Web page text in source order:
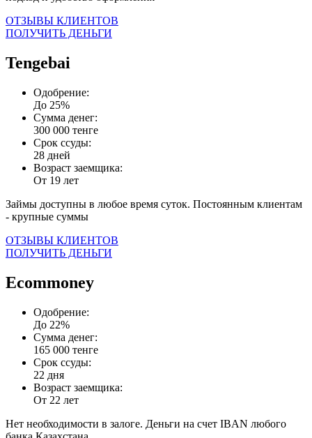
ОТЗЫВЫ КЛИЕНТОВ
ПОЛУЧИТЬ ДЕНЬГИ
Tengebai
Одобрение:
До 25%
Сумма денег:
300 000 тенге
Срок ссуды:
28 дней
Возраст заемщика:
От 19 лет
Займы доступны в любое время суток. Постоянным клиентам
- крупные суммы
ОТЗЫВЫ КЛИЕНТОВ
ПОЛУЧИТЬ ДЕНЬГИ
Ecommoney
Одобрение:
До 22%
Сумма денег:
165 000 тенге
Срок ссуды:
22 дня
Возраст заемщика:
От 22 лет
Нет необходимости в залоге. Деньги на счет IBAN любого